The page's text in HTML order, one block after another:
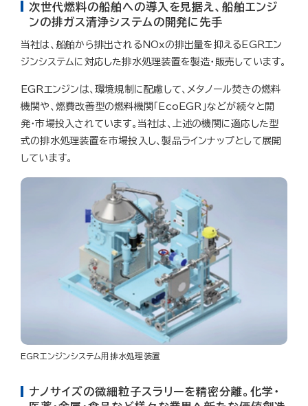
EGRエンジンシステム用排水処理装置
次世代燃料の船舶への導入を見据え、船舶エンジ
ンの排ガス清浄システムの開発に先手
当社は、船舶から排出されるNOxの排出量を抑えるEGRエン
ジンシステムに対応した排水処理装置を製造・販売しています。
EGRエンジンは、環境規制に配慮して、メタノール焚きの燃料
機関や、燃費改善型の燃料機関「EcoEGR」などが続々と開
発・市場投入されています。当社は、上述の機関に適応した型
式の排水処理装置を市場投入し、製品ラインナップとして展開
しています。
ナノサイズの微細粒子スラリーを精密分離。化学・